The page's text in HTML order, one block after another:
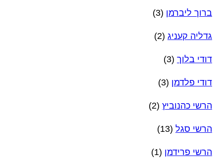
ברוך ליברמן (3)
גדליה קעניג (2)
דודי בלוך (3)
דודי פלדמן (3)
הרשי כהנוביץ (2)
הרשי סגל (13)
הרשי פרידמן (1)